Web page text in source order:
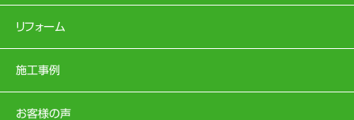
リフォーム
施工事例
お客様の声